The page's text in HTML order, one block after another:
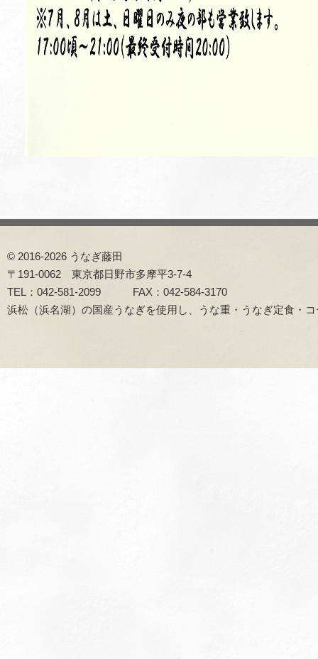
© 2016-2026 うなぎ藤田
〒191-0062 東京都日野市多摩平3-7-4
TEL：042-581-2099 FAX：042-584-3170
浜松（浜名湖）の国産うなぎを使用し、うな重・うなぎ定食・